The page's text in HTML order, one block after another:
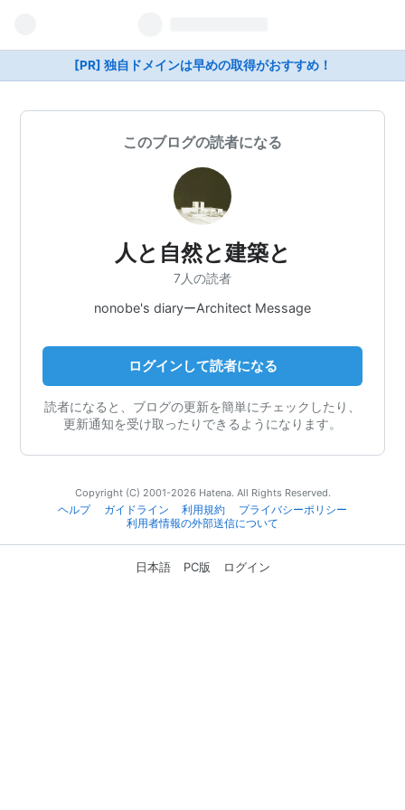
[PR] 独自ドメインは早めの取得がおすすめ！
このブログの読者になる
人と自然と建築と
7人の読者
nonobe's diaryーArchitect Message
ログインして読者になる
読者になると、ブログの更新を簡単にチェックしたり、
更新通知を受け取ったりできるようになります。
Copyright (C) 2001-2026 Hatena. All Rights Reserved.
ヘルプ
ガイドライン 利用規約
プライバシーポリシー
利用者情報の外部送信について
日本語 PC版 ログイン